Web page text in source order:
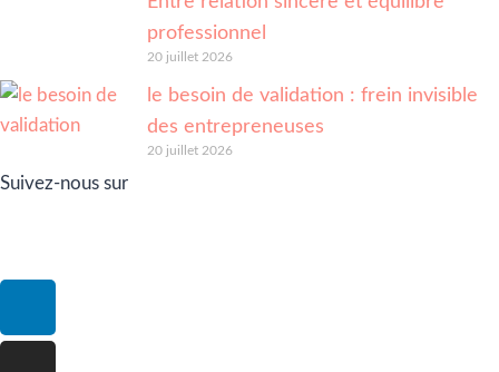
professionnel
20 juillet 2026
le besoin de validation : frein invisible
des entrepreneuses
20 juillet 2026
Suivez-nous sur